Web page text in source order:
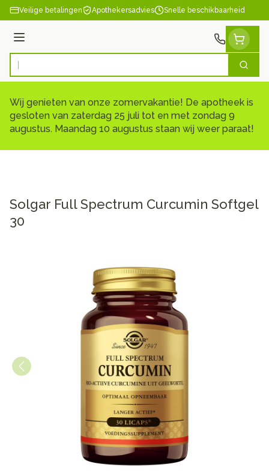
Ga naar de inhoud
Veilige betalingen Apothekersadvies Snelle beschikbaarheid
Menu
Product, merk, categorie... Zoek
Wij genieten van onze zomervakantie! De apotheek is
gesloten van zaterdag 25 juli tot en met zondag 9
augustus. Maandag 10 augustus staan wij weer paraat!
Solgar Full Spectrum Curcumin Softgel
30